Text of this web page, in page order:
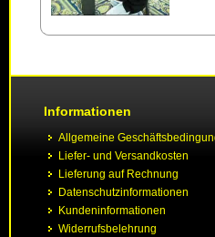
Informationen
Allgemeine
Liefer- und Versandkosten
Lieferung auf Rechnung
Datenschutzinformationen
Kundeninformationen
Widerrufsbelehrung